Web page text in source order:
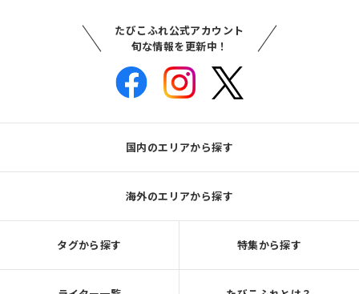
たびこふれ公式アカウント
旬な情報を更新中！
国内のエリアから探す
海外のエリアから探す
タグから探す 特集から探す